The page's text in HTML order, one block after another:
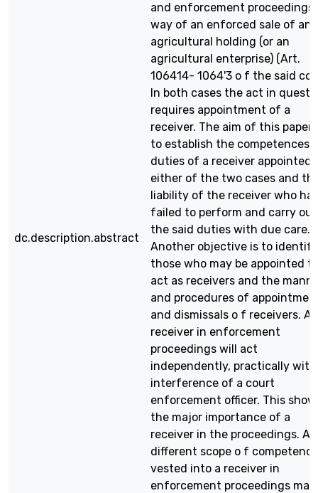
dc.description.abstract
and enforcement proceedings
way of an enforced sale of an
agricultural holding (or an
agricultural enterprise) (Art.
106414- 1064'3 o f the said
In both cases the act in
requires appointment of a
receiver. The aim of this paper
to establish the competences
duties of a receiver appointed
either of the two cases and
liability of the receiver who has
failed to perform and carry out
the said duties with due care.
Another objective is to identify
those who may be appointed to
act as receivers and the
and procedures of
and dismissals o f receivers. A
receiver in enforcement
proceedings will act
independently, practically
interference of a court
enforcement officer. This
the major importance of a
receiver in the proceedings. A
different scope o f
vested into a receiver in
enforcement proceedings